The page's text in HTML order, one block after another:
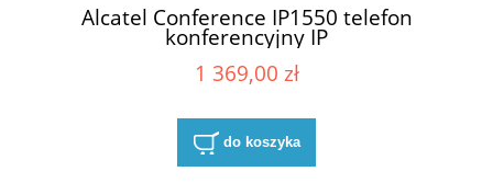
Alcatel Conference IP1550 telefon
konferencyjny IP
1 369,00 zł
do koszyka